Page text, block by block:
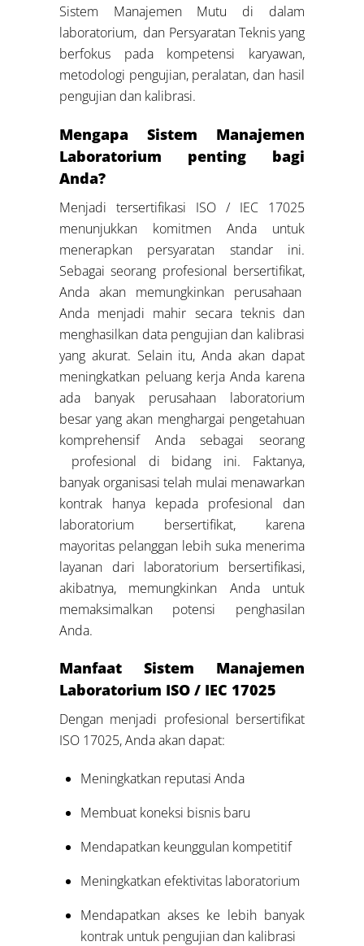
Sistem Manajemen Mutu di dalam
laboratorium, dan Persyaratan Teknis yang
berfokus pada kompetensi karyawan,
metodologi pengujian, peralatan, dan hasil
pengujian dan kalibrasi.
Mengapa Sistem Manajemen
Laboratorium penting bagi
Anda?
Menjadi tersertifikasi ISO / IEC 17025
menunjukkan komitmen Anda untuk
menerapkan persyaratan standar ini.
Sebagai seorang profesional bersertifikat,
Anda akan memungkinkan perusahaan
Anda menjadi mahir secara teknis dan
menghasilkan data pengujian dan kalibrasi
yang akurat. Selain itu, Anda akan dapat
meningkatkan peluang kerja Anda karena
ada banyak perusahaan laboratorium
besar yang akan menghargai pengetahuan
komprehensif Anda sebagai seorang
profesional di bidang ini. Faktanya,
banyak organisasi telah mulai menawarkan
kontrak hanya kepada profesional dan
laboratorium bersertifikat, karena
mayoritas pelanggan lebih suka menerima
layanan dari laboratorium bersertifikasi,
akibatnya, memungkinkan Anda untuk
memaksimalkan potensi penghasilan
Anda.
Manfaat Sistem Manajemen
Laboratorium ISO / IEC 17025
Dengan menjadi profesional bersertifikat
ISO 17025, Anda akan dapat:
Meningkatkan reputasi Anda
Membuat koneksi bisnis baru
Mendapatkan keunggulan kompetitif
Meningkatkan efektivitas laboratorium
Mendapatkan akses ke lebih banyak
kontrak untuk pengujian dan kalibrasi